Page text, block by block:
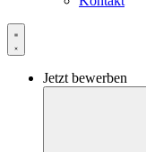
Jetzt bewerben